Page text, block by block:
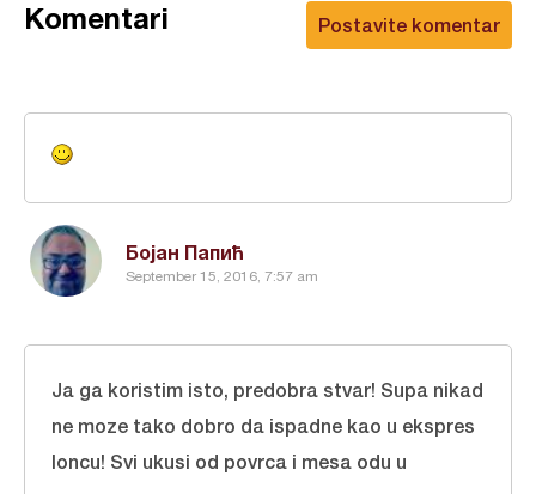
Postavite komentar
Komentari
Бојан Папић
September 15, 2016, 7:57 am
Ja ga koristim isto, predobra stvar! Supa nikad
ne moze tako dobro da ispadne kao u ekspres
loncu! Svi ukusi od povrca i mesa odu u